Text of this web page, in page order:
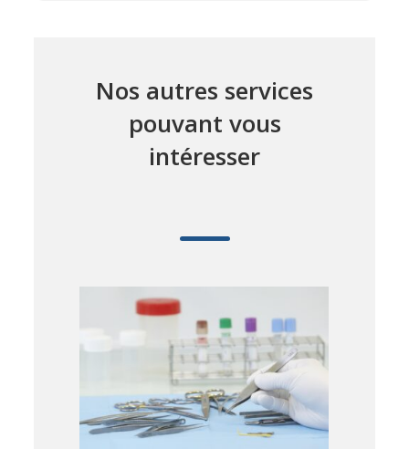
Nos autres services
pouvant vous
intéresser